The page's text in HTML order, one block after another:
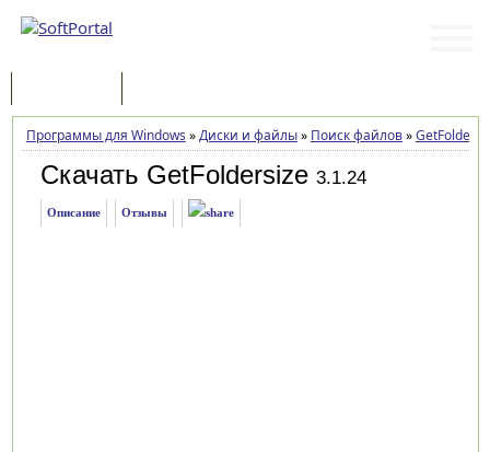
Программы для Windows »Диски и файлы» Поиск файлов»
Скачать GetFoldersize 3.1.24
Описание Отзывы